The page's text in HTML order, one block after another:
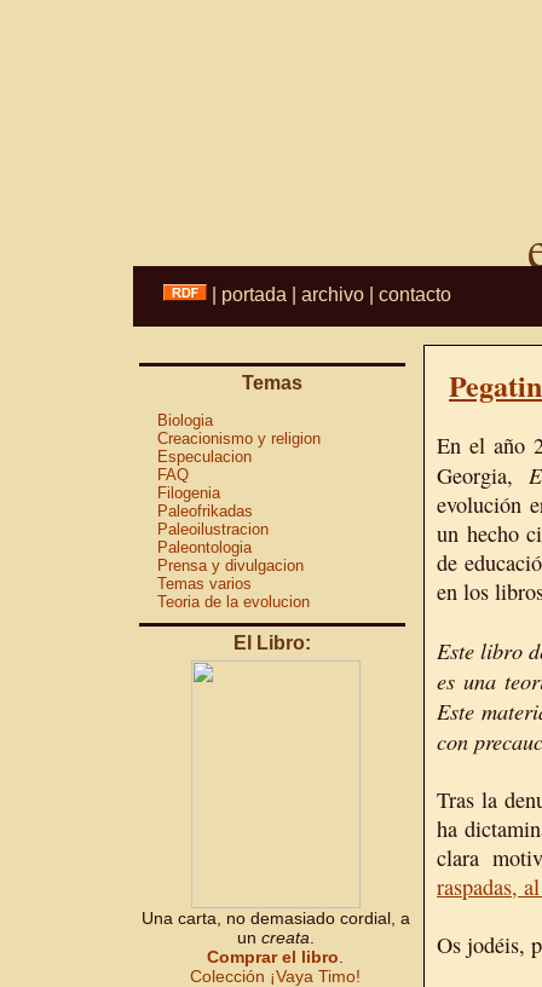
portada archivo contacto
Temas
Biologia
Creacionismo y religion
Especulacion
FAQ
Filogenia
Paleofrikadas
Paleoilustracion
Paleontologia
Prensa y divulgacion
Temas varios
Teoria de la evolucion
El Libro:
Una carta, no demasiado cordial, a
un creata
Comprar el libro
Colección ¡Vaya Timo!
En el año
Georgia,
evolución
un hecho
de
en los
Este libro
es una
Este
con
Tras la
ha
clara
raspadas,
Os jodéis,